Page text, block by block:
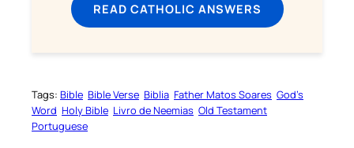
READ CATHOLIC ANSWERS
Tags: Bible Bible Verse Biblia Father Matos Soares God’s
Word Holy Bible Livro de Neemias Old Testament
Portuguese